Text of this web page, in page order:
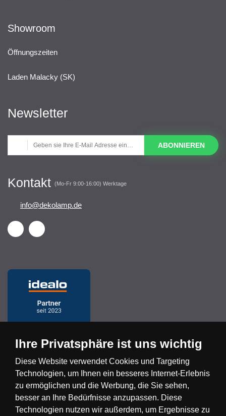
Showroom
Öffnungszeiten
Laden Malacky (SK)
Newsletter
ABONNIEREN
Kontakt (Mo-Fr 9:00-16:00) Werktage
info@dekolamp.de
Česká republika Slovensko Deutschland
Magyarország Österreich België
Ihre Privatsphäre ist uns wichtig
Diese Website verwendet Cookies und Targeting
Technologien, um Ihnen ein besseres Internet-Erlebnis
zu ermöglichen und die Werbung, die Sie sehen,
besser an Ihre Bedürfnisse anzupassen. Diese
Technologien nutzen wir außerdem, um Ergebnisse zu